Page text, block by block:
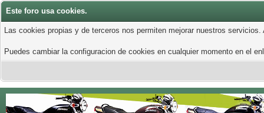
Este foro usa cookies.
Las cookies propias y de terceros nos permiten mejorar nuestros
Puedes cambiar la configuracion de cookies en cualquier momento en el